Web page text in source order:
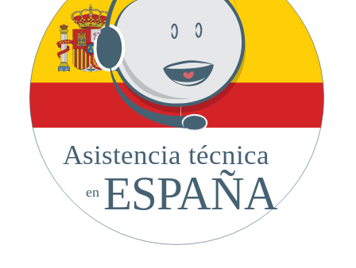
Asistencia técnica
ESPAÑA
en